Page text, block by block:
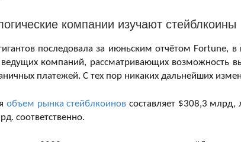
компании изучают стейблкоины
последовала за июньским отчётом Fortune,
компаний, рассматривающих возможность
платежей. С тех пор никаких дальнейших
объем рынка стейблкоинов составляет $308,3 млрд,
соответственно.